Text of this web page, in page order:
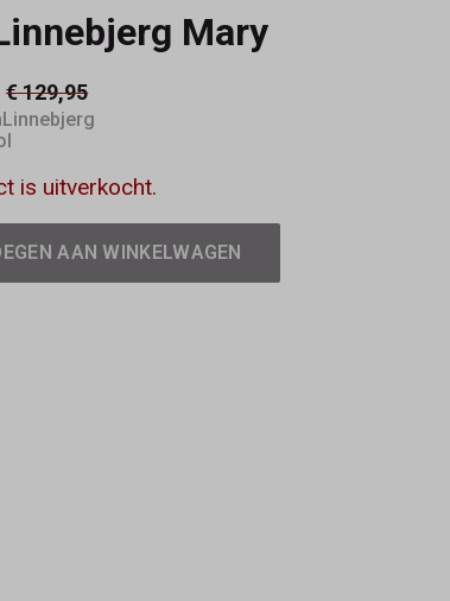
Mary
€ 129,95
is uitverkocht.
AAN WINKELWAGEN